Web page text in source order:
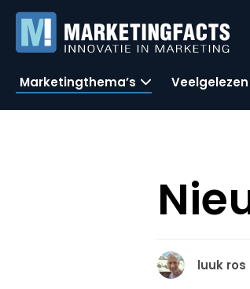
Marketingthema’s Veelgelezen
luuk ros